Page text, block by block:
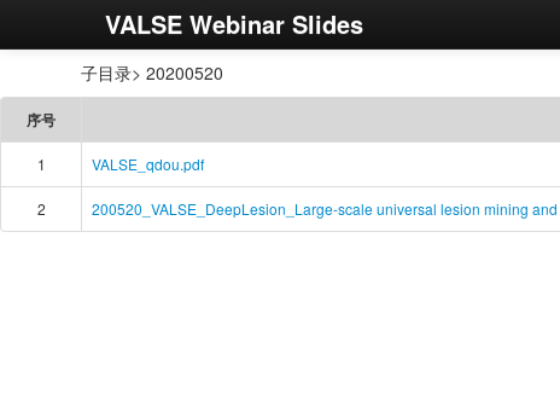
VALSE Webinar Slides
子目录> 20200520
序号
1 VALSE_qdou.pdf
2 200520_VALSE_DeepLesion_Large-scale universal lesion mining